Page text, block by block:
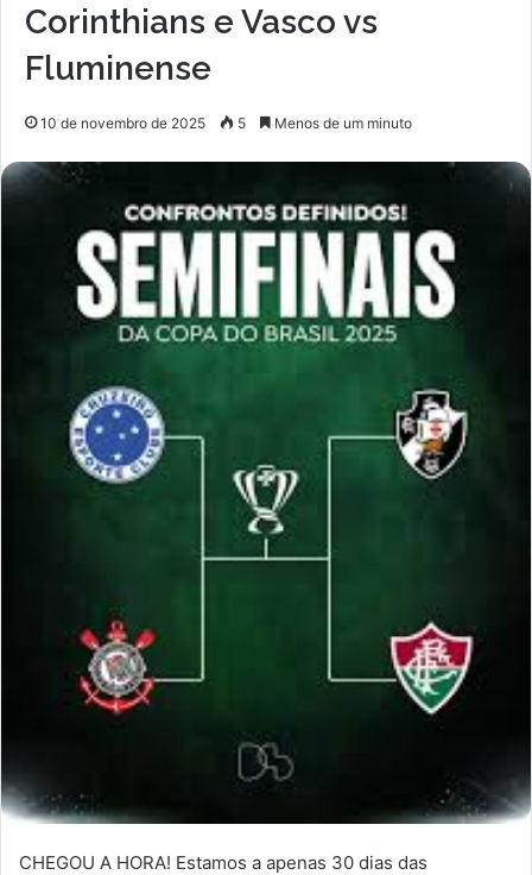
Corinthians e Vasco vs
Fluminense
10 de novembro de 2025 5 Menos de um minuto
CHEGOU A HORA! Estamos a apenas 30 dias das